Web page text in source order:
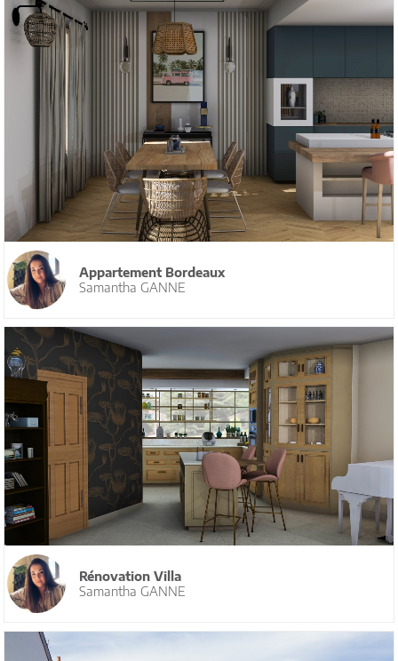
Appartement Bordeaux
Samantha GANNE
Rénovation Villa
Samantha GANNE